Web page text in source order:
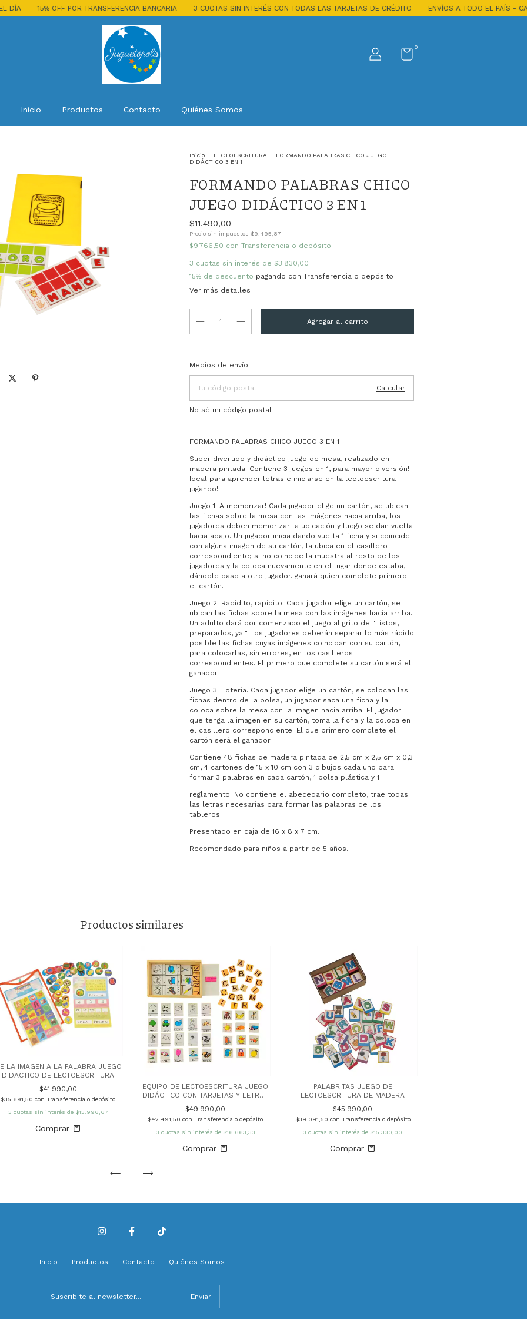
OFF POR TRANSFERENCIA BANCARIA 3 CUOTAS SIN INTERÉS CON TODAS LAS TARJETAS DE CRÉDITO ENVÍOS A TODO EL PAÍS - CABA y GBA EN
0
Inicio Productos Contacto Quiénes Somos
Inicio LECTOESCRITURA
FORMANDO PALABRAS CHICO JUEGO
DIDÁCTICO 3 EN 1
FORMANDO PALABRAS CHICO
JUEGO DIDÁCTICO 3 EN 1
$11.490,00
Precio sin impuestos $9.495,87
$9.766,50 con Transferencia o depósito
3 cuotas sin interés de $3.830,00
15% de descuento pagando con Transferencia o depósito
Ver más detalles
Entregas para el CP:
Medios de envío
Calcular
No sé mi código postal
FORMANDO PALABRAS CHICO JUEGO 3 EN 1
Super divertido y didáctico juego de mesa, realizado en
madera pintada. Contiene 3 juegos en 1, para mayor diversión!
Ideal para aprender letras e iniciarse en la lectoescritura
jugando!
Juego 1: A memorizar! Cada jugador elige un cartón, se ubican
las fichas sobre la mesa con las imágenes hacia arriba, los
jugadores deben memorizar la ubicación y luego se dan vuelta
hacia abajo. Un jugador inicia dando vuelta 1 ficha y si coincide
con alguna imagen de su cartón, la ubica en el casillero
correspondiente; si no coincide la muestra al resto de los
jugadores y la coloca nuevamente en el lugar donde estaba,
dándole paso a otro jugador. ganará quien complete primero
el cartón.
Juego 2: Rapidito, rapidito! Cada jugador elige un cartón, se
ubican las fichas sobre la mesa con las imágenes hacia arriba.
Un adulto dará por comenzado el juego al grito de "Listos,
preparados, ya!" Los jugadores deberán separar lo más rápido
posible las fichas cuyas imágenes coincidan con su cartón,
para colocarlas, sin errores, en los casilleros
correspondientes. El primero que complete su cartón será el
ganador.
Juego 3: Lotería. Cada jugador elige un cartón, se colocan las
fichas dentro de la bolsa, un jugador saca una ficha y la
coloca sobre la mesa con la imagen hacia arriba. El jugador
que tenga la imagen en su cartón, toma la ficha y la coloca en
el casillero correspondiente. El que primero complete el
cartón será el ganador.
Contiene 48 fichas de madera pintada de 2,5 cm x 2,5 cm x 0,3
cm, 4 cartones de 15 x 10 cm con 3 dibujos cada uno para
formar 3 palabras en cada cartón, 1 bolsa plástica y 1
reglamento. No contiene el abecedario completo, trae todas
las letras necesarias para formar las palabras de los
tableros.
Presentado en caja de 16 x 8 x 7 cm.
Recomendado para niños a partir de 5 años.
Productos similares
LA IMAGEN A LA PALABRA JUEGO
DIDACTICO DE LECTOESCRITURA
$41.990,00
$35.691,50con Transferencia o depósito
3 cuotas sin interés de $13.996,67
EQUIPO DE LECTOESCRITURA JUEGO
DIDÁCTICO CON TARJETAS Y LETRAS
DE MADERA
$49.990,00
$42.491,50con Transferencia o depósito
3 cuotas sin interés de $16.663,33
PALABRITAS JUEGO DE
LECTOESCRITURA DE MADERA
$45.990,00
$39.091,50 con Transferencia o depósito
3 cuotas sin interés de $15.330,00
Inicio Productos Contacto Quiénes Somos